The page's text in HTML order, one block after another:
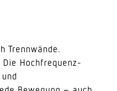
Trennwände.
Hochfrequenz-